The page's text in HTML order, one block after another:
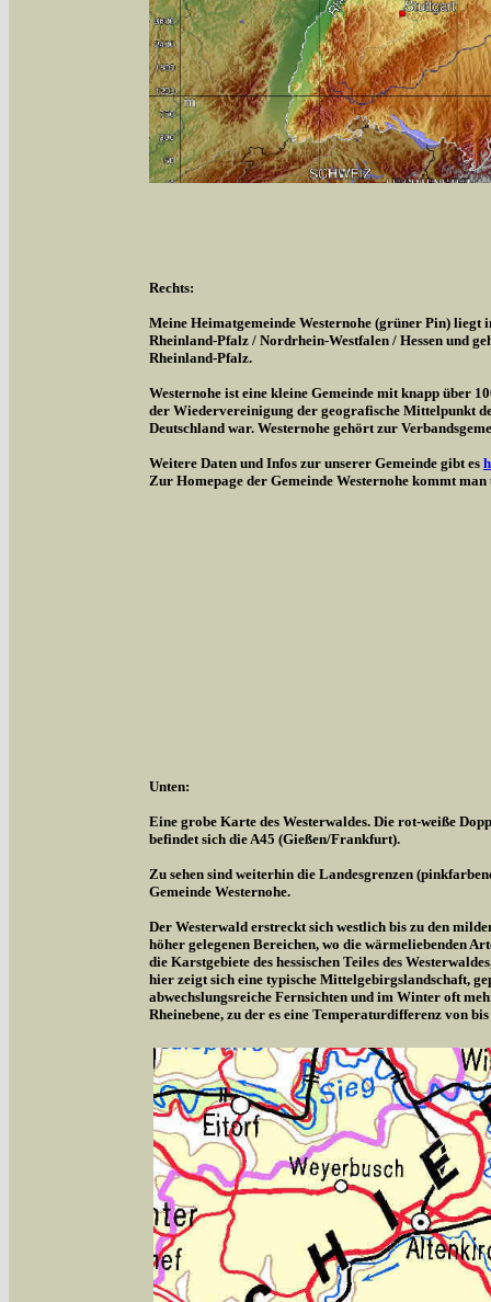
Rechts:
Meine Heimatgemeinde Westernohe (grüner Pin) liegt
Rheinland-Pfalz / Nordrhein-Westfalen / Hessen und
Rheinland-Pfalz.
Westernohe ist eine kleine Gemeinde mit knapp über
der Wiedervereinigung der geografische Mittelpunkt
Deutschland war. Westernohe gehört zur
Weitere Daten und Infos zur unserer Gemeinde gibt es
Zur Homepage der Gemeinde Westernohe kommt
Unten:
Eine grobe Karte des Westerwaldes. Die rot-weiße
befindet sich die A45 (Gießen/Frankfurt).
Zu sehen sind weiterhin die Landesgrenzen
Gemeinde Westernohe.
Der Westerwald erstreckt sich westlich bis zu den
höher gelegenen Bereichen, wo die wärmeliebenden
die Karstgebiete des hessischen Teiles des
hier zeigt sich eine typische Mittelgebirgslandschaft,
abwechslungsreiche Fernsichten und im Winter oft
Rheinebene, zu der es eine Temperaturdifferenz von